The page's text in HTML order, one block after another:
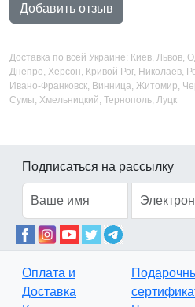
Добавить отзыв
Доставка по всей Украине: Киев, Львов,
Днепро, Херсон, Кривой Рог, Николаев,
Ивано-Франковск, Винница, Житомир,
Сумы, Хмельницкий, Тернополь, Луцк
Подписаться на рассылку
Оплата и
Доставка